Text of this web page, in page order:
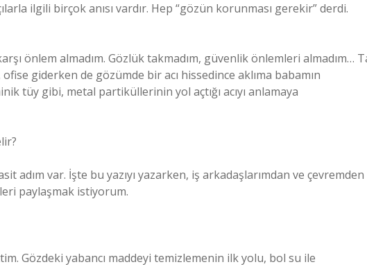
ilgili birçok anısı vardır. Hep “gözün korunması gerekir” derdi.
önlem almadım. Gözlük takmadım, güvenlik önlemleri almadım…
giderken de gözümde bir acı hissedince aklıma babamın
tüy gibi, metal partiküllerinin yol açtığı acıyı anlamaya
adım var. İşte bu yazıyı yazarken, iş arkadaşlarımdan ve çevremden
paylaşmak istiyorum.
Gözdeki yabancı maddeyi temizlemenin ilk yolu, bol su ile